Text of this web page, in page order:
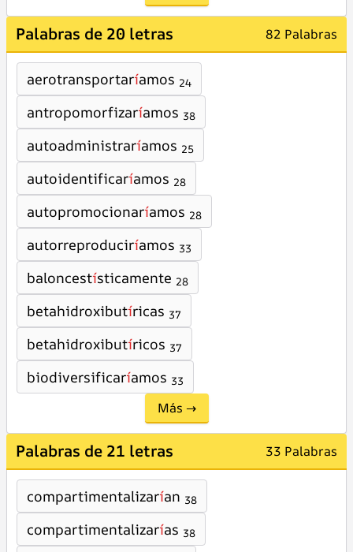
Palabras de 20 letras 82 Palabras
aerotransportaríamos 24
antropomorfizaríamos 38
autoadministraríamos 25
autoidentificaríamos 28
autopromocionaríamos 28
autorreproduciríamos 33
baloncestísticamente 28
betahidroxibutíricas 37
betahidroxibutíricos 37
biodiversificaríamos 33
Más →
Palabras de 21 letras 33 Palabras
compartimentalizarían 38
compartimentalizarías 38